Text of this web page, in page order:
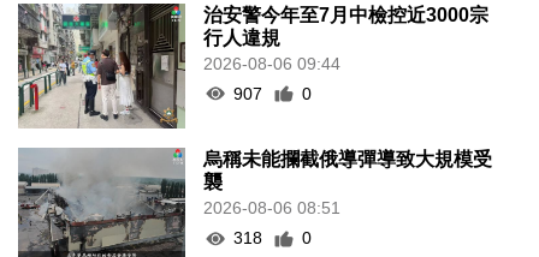
治安警今年至7月中檢控近3000宗
行人違規
2026-08-06 09:44
907
0
烏稱未能攔截俄導彈導致大規模受
襲
2026-08-06 08:51
318
0